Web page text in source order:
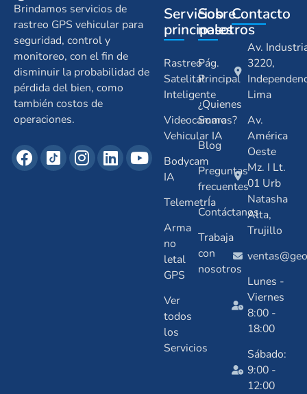
Brindamos servicios de
rastreo GPS vehicular para
seguridad, control y
monitoreo, con el fin de
disminuir la probabilidad de
pérdida del bien, como
también costos de
operaciones.
Servicios
principales
Rastreo
Satelital
Inteligente
Videocamara
Vehicular IA
Bodycam
IA
TelemetrÍa
Arma
no
letal
GPS
Ver
todos
los
Servicios
Sobre
nosotros
Pág.
Principal
¿Quienes
Somos?
Blog
Preguntas
frecuentes
Contáctanos
Trabaja
con
nosotros
Contacto
Av.
3220,
Lima
Av.
América
Oeste
Mz. I Lt.
01 Urb
Natasha
Alta,
Trujillo
Lunes -
Viernes
8:00 -
18:00
Sábado:
9:00 -
12:00